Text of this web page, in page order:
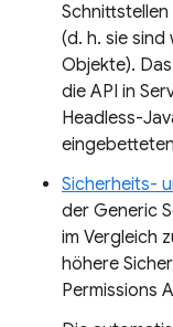
(d. h. sie sind
Objekte).
die API in
Headless-
Sicherheits-
der Generic
im Vergleich
höhere
Permissions